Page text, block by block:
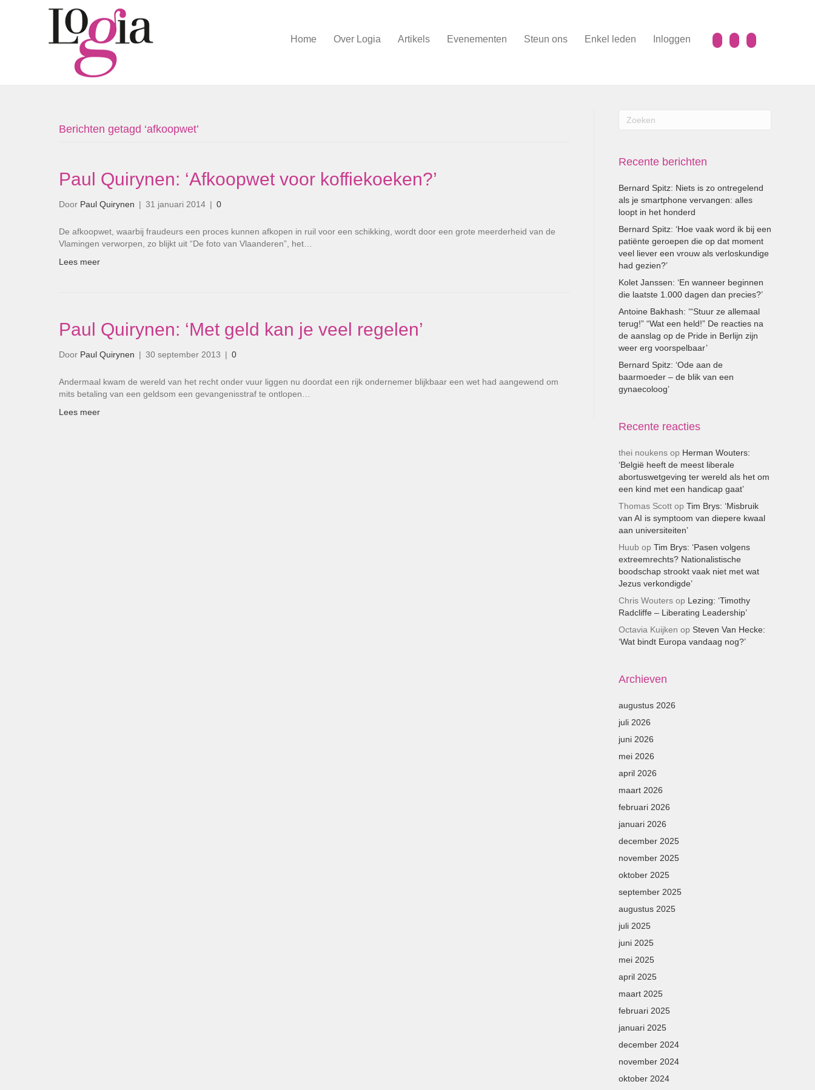
Home Over Logia Artikels Evenementen Steun ons Enkel leden Inloggen
Berichten getagd ‘afkoopwet’
Paul Quirynen: ‘Afkoopwet voor koffiekoeken?’
Door Paul Quirynen | 31 januari 2014 | 0
De afkoopwet, waarbij fraudeurs een proces kunnen afkopen in ruil voor een schikking, wordt door een grote meerderheid van de
Vlamingen verworpen, zo blijkt uit “De foto van Vlaanderen”, het…
Lees meer
Paul Quirynen: ‘Met geld kan je veel regelen’
Door Paul Quirynen | 30 september 2013 | 0
Andermaal kwam de wereld van het recht onder vuur liggen nu doordat een rijk ondernemer blijkbaar een wet had aangewend om
mits betaling van een geldsom een gevangenisstraf te ontlopen…
Lees meer
Recente berichten
Bernard Spitz: Niets is zo ontregelend
als je smartphone vervangen: alles
loopt in het honderd
Bernard Spitz: ‘Hoe vaak word ik bij een
patiënte geroepen die op dat moment
veel liever een vrouw als verloskundige
had gezien?’
Kolet Janssen: ‘En wanneer beginnen
die laatste 1.000 dagen dan precies?’
Antoine Bakhash: ‘“Stuur ze allemaal
terug!” “Wat een held!” De reacties na
de aanslag op de Pride in Berlijn zijn
weer erg voorspelbaar’
Bernard Spitz: ‘Ode aan de
baarmoeder – de blik van een
gynaecoloog’
Recente reacties
thei noukensop Herman Wouters:
‘België heeft de meest liberale
abortuswetgeving ter wereld als het om
een kind met een handicap gaat’
Thomas Scottop Tim Brys: ‘Misbruik
van AI is symptoom van diepere kwaal
aan universiteiten’
Huub op Tim Brys: ‘Pasen volgens
extreemrechts? Nationalistische
boodschap strookt vaak niet met wat
Jezus verkondigde’
Chris Woutersop Lezing: ‘Timothy
Radcliffe – Liberating Leadership’
Octavia Kuijken op Steven Van Hecke:
‘Wat bindt Europa vandaag nog?’
Archieven
augustus 2026
juli 2026
juni 2026
mei 2026
april 2026
maart 2026
februari 2026
januari 2026
december 2025
november 2025
oktober 2025
september 2025
augustus 2025
juli 2025
juni 2025
mei 2025
april 2025
maart 2025
februari 2025
januari 2025
december 2024
november 2024
oktober 2024